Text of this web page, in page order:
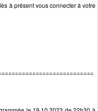
à présent vous connecter à votre